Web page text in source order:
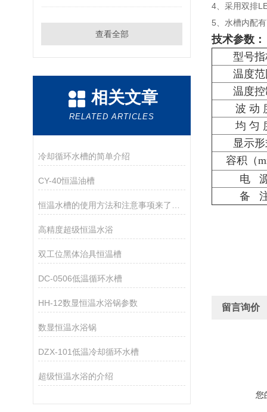
查看全部
相关文章
RELATED ARTICLES
冷却循环水槽的简单介绍
CY-40恒温油槽
高精度超级恒温水浴
双工位黑体治具恒温槽
DC-0506低温循环水槽
HH-12数显恒温水浴锅参数
数显恒温水浴锅
DZX-101低温冷却循环水槽
超级恒温水浴的介绍
4、采用双排
5、水槽内配
技术参数：
型号
温度
温度
波 动
均 匀
显示
容积（
电
备
留言询价
您